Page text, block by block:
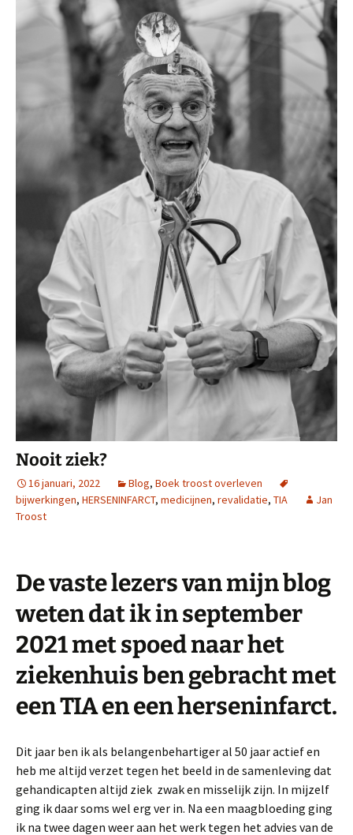
Nooit ziek?
16 januari, 2022 Blog, Boek troost overleven
bijwerkingen, HERSENINFARCT, medicijnen, revalidatie, TIA
Jan
Troost
De vaste lezers van mijn blog
weten dat ik in september
2021 met spoed naar het
ziekenhuis ben gebracht met
een TIA en een herseninfarct.
Dit jaar ben ik als belangenbehartiger al 50 jaar actief en
heb me altijd verzet tegen het beeld in de samenleving dat
gehandicapten altijd ziek zwak en misselijk zijn. In mijzelf
ging ik daar soms wel erg ver in. Na een maagbloeding ging
ik na twee dagen weer aan het werk tegen het advies van de